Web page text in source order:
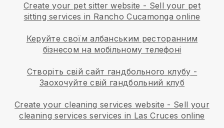
Create your pet sitter website - Sell your pet
sitting services in Rancho Cucamonga online
Керуйте своїм албанським ресторанним
бізнесом на мобільному телефоні
Створіть свій сайт гандбольного клубу -
Заохочуйте свій гандбольний клуб
Create your cleaning services website - Sell your
cleaning services services in Las Cruces online